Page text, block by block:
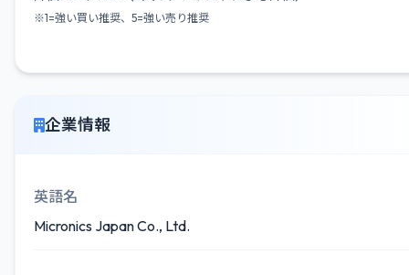
※1=強い買い推奨、5=強い売り推奨
企業情報
英語名
Micronics Japan Co., Ltd.